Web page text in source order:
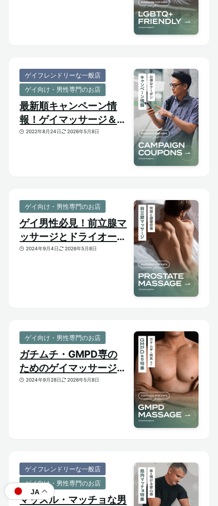
ゲイフレンドリーな一般店
ゲイ向け・男性専門のお店
最新順キャンペーン情
報！ゲイマッサージ＆メ
ンズ向けサロンのお得割
2022年8月24日 2026年5月8日
ゲイ向け・男性専門のお店
ゲイ男性必見！前立腺マ
ッサージとドライオーガ
ズム【はじめての前立腺
2024年9月4日 2026年5月8日
ゲイ向け・男性専門のお店
ガチムチ・GMPD専の
ためのゲイマッサージ
【太め・熊系のおすすめ
2024年9月28日 2026年5月8日
ゲイフレンドリーな一般店
ゲイ向け・男性専門のお店
マッスル・マッチョな男
JA